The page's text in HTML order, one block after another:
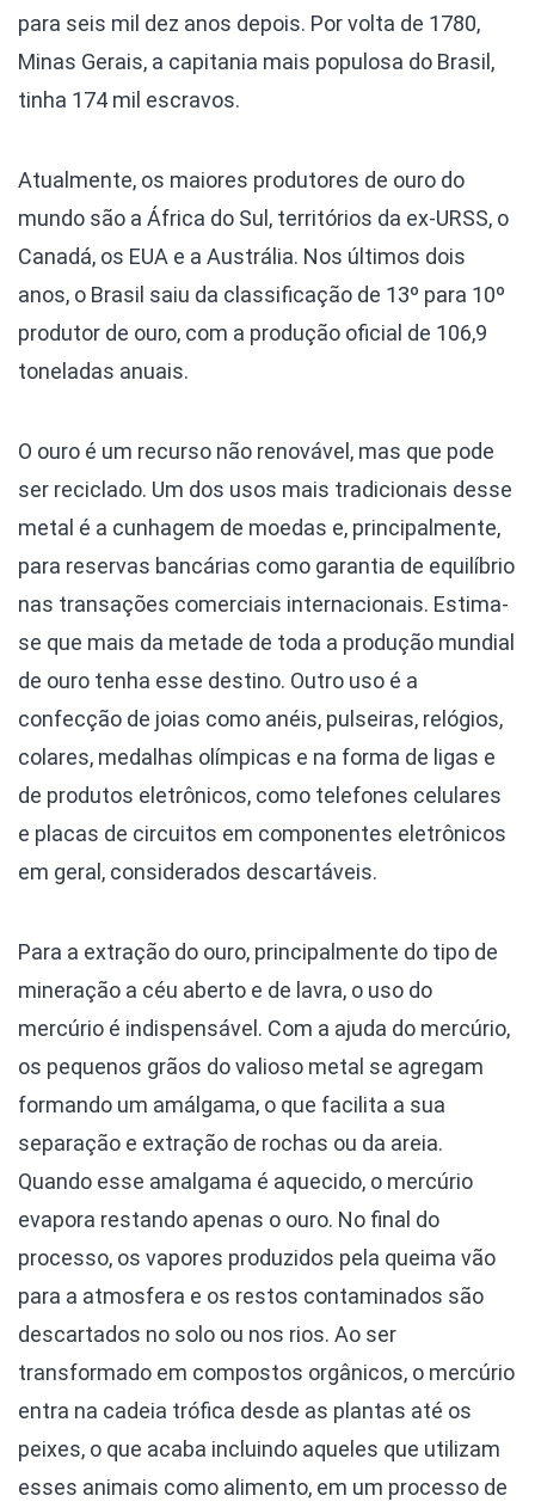
para seis mil dez anos depois. Por volta de 1780,
Minas Gerais, a capitania mais populosa do Brasil,
tinha 174 mil escravos.
Atualmente, os maiores produtores de ouro do
mundo são a África do Sul, territórios da ex-URSS, o
Canadá, os EUA e a Austrália. Nos últimos dois
anos, o Brasil saiu da classificação de 13º para 10º
produtor de ouro, com a produção oficial de 106,9
toneladas anuais.
O ouro é um recurso não renovável, mas que pode
ser reciclado. Um dos usos mais tradicionais desse
metal é a cunhagem de moedas e, principalmente,
para reservas bancárias como garantia de equilíbrio
nas transações comerciais internacionais. Estima-
se que mais da metade de toda a produção mundial
de ouro tenha esse destino. Outro uso é a
confecção de joias como anéis, pulseiras, relógios,
colares, medalhas olímpicas e na forma de ligas e
de produtos eletrônicos, como telefones celulares
e placas de circuitos em componentes eletrônicos
em geral, considerados descartáveis.
Para a extração do ouro, principalmente do tipo de
mineração a céu aberto e de lavra, o uso do
mercúrio é indispensável. Com a ajuda do mercúrio,
os pequenos grãos do valioso metal se agregam
formando um amálgama, o que facilita a sua
separação e extração de rochas ou da areia.
Quando esse amalgama é aquecido, o mercúrio
evapora restando apenas o ouro. No final do
processo, os vapores produzidos pela queima vão
para a atmosfera e os restos contaminados são
descartados no solo ou nos rios. Ao ser
transformado em compostos orgânicos, o mercúrio
entra na cadeia trófica desde as plantas até os
peixes, o que acaba incluindo aqueles que utilizam
esses animais como alimento, em um processo de